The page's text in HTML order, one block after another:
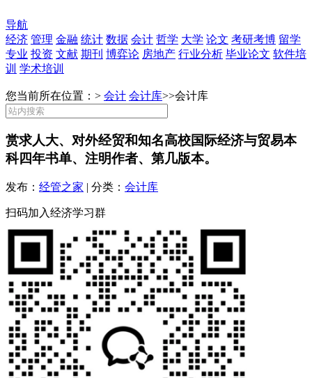
导航
经济 管理 金融 统计 数据 会计 哲学 大学 论文 考研考博 留学
专业 投资 文献 期刊 博弈论 房地产 行业分析 毕业论文 软件培
训 学术培训
您当前所在位置：> 会计 会计库>>会计库
赏求人大、对外经贸和知名高校国际经济与贸易本
科四年书单、注明作者、第几版本。
发布： 经管之家 | 分类： 会计库
扫码加入经济学习群